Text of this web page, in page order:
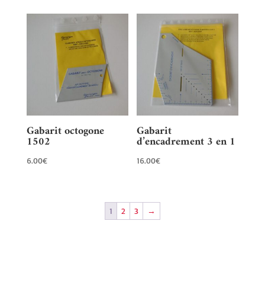
Gabarit octogone
1502
6.00€
Gabarit
d’encadrement 3 en 1
16.00€
1 2 3 →